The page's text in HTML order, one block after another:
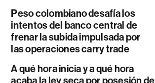
Peso colombiano desafía los
intentos del banco central de
frenar la subida impulsada por
las operaciones carry trade
A qué hora inicia y a qué hora
acaba la ley seca por posesión de